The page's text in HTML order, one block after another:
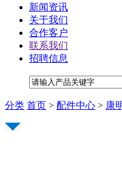
新闻资讯
关于我们
合作客户
联系我们
招聘信息
分类 首页 > 配件中心 > 康